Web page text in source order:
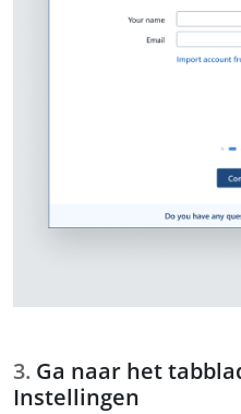
Ga naar het
Instellingen